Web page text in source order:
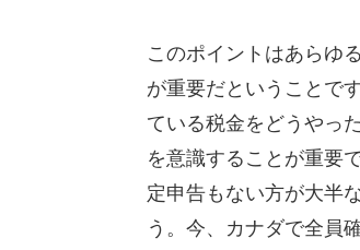
このポイントはあらゆ
が重要だということで
ている税金をどうやっ
を意識することが重要
定申告もない方が大半
う。今、カナダで全員